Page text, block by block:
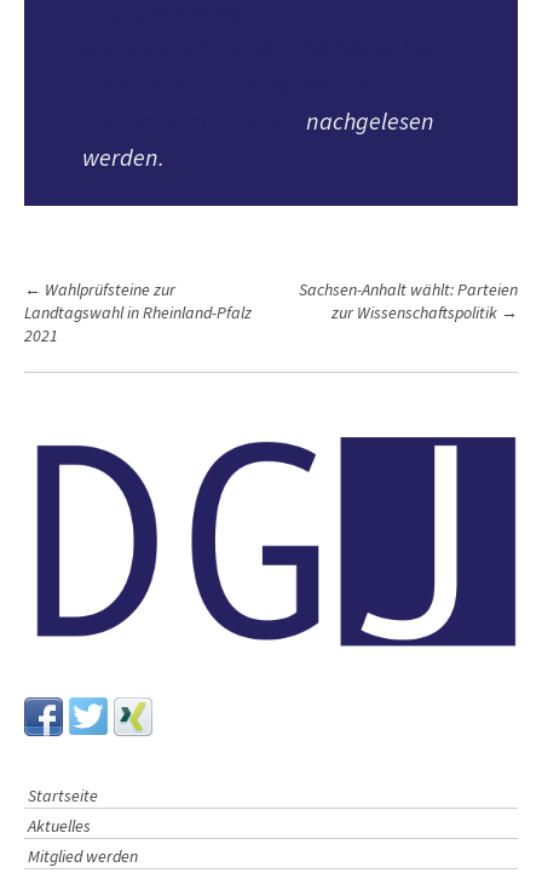
nachgelesen
werden.
P
o
s
o
n
← Wahlprüfsteine zur
Landtagswahl in Rheinland-Pfalz
2021
Sachsen-Anhalt wählt: Parteien
zur Wissenschaftspolitik →
Startseite
Aktuelles
Mitglied werden